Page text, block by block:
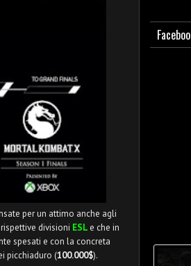
per un attimo anche agli
divisioni ESL e che in
spesati e con la concreta
picchiaduro (100.000$).